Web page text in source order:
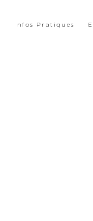
Infos Pratiques